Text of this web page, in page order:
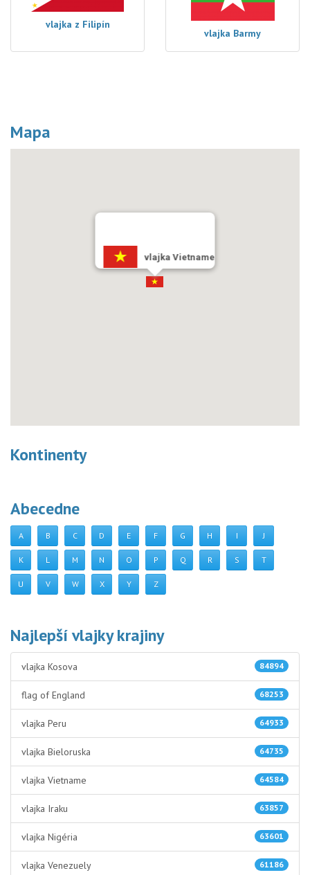
vlajka z Filipín
vlajka Barmy
Mapa
vlajka Vietname
Kontinenty
Abecedne
A B C D E F G H I J
K L M N O P Q R S T
U V W X Y Z
Najlepší vlajky krajiny
84894
vlajka Kosova
68253
flag of England
64933
vlajka Peru
64735
vlajka Bieloruska
64584
vlajka Vietname
63857
vlajka Iraku
63601
vlajka Nigéria
61186
vlajka Venezuely